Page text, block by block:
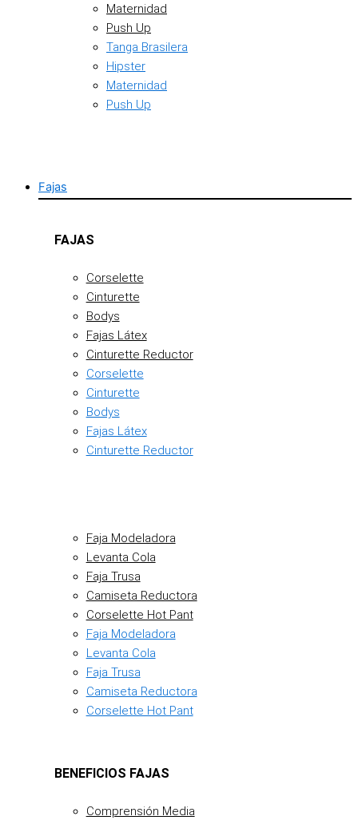
Maternidad
Push Up
Tanga Brasilera
Hipster
Maternidad
Push Up
Fajas
FAJAS
Corselette
Cinturette
Bodys
Fajas Látex
Cinturette Reductor
Corselette
Cinturette
Bodys
Fajas Látex
Cinturette Reductor
Faja Modeladora
Levanta Cola
Faja Trusa
Camiseta Reductora
Corselette Hot Pant
Faja Modeladora
Levanta Cola
Faja Trusa
Camiseta Reductora
Corselette Hot Pant
BENEFICIOS FAJAS
Comprensión Media